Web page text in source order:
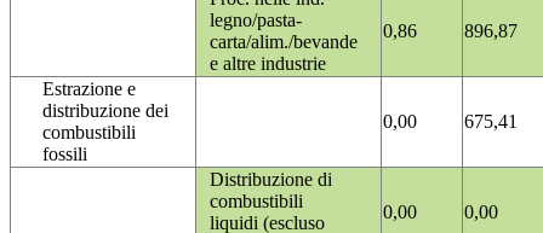
legno/pasta-
carta/alim./bevande
e altre industrie
0,86 896,87
Estrazione e
distribuzione dei
combustibili
fossili
0,00 675,41
Distribuzione di
combustibili
liquidi (escluso
0,00 0,00